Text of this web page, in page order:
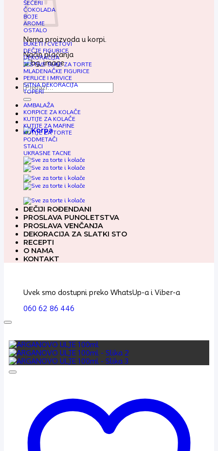
Nema proizvoda u korpi.
Način plaćanja
Pretraga
za:
ŠEĆERI
ČOKOLADA
BOJE
AROME
OSTALO
BUKETI I CVETOVI
DEČJE FIGURICE
DEKORACIJA
JESTIVE SLIKE ZA TORTE
MLADENAČKE FIGURICE
PERLICE I MRVICE
SITNA DEKORACIJA
TOPERI
AMBALAŽA
KORPICE ZA KOLAČE
KUTIJE ZA KOLAČE
KUTIJE ZA MAFINE
KUTIJE ZA TORTE
PODMETAČI
STALCI
UKRASNE TACNE
DEČIJI ROĐENDANI
PROSLAVA PUNOLETSTVA
PROSLAVA VENČANJA
DEKORACIJA ZA SLATKI STO
RECEPTI
O NAMA
KONTAKT
Uvek smo dostupni preko WhatsUp-a i Viber-a
060 62 86 446